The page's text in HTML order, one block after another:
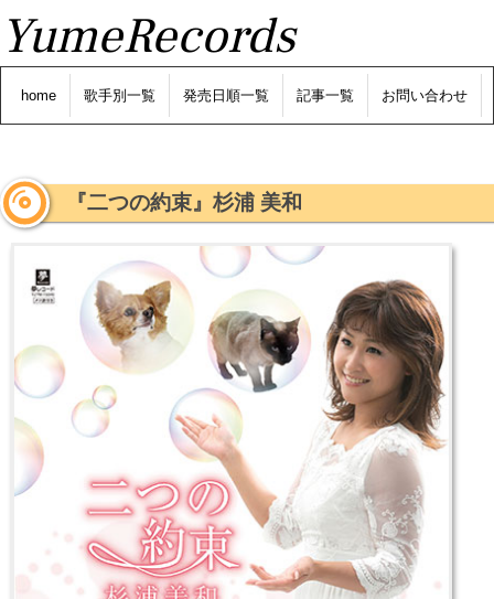
YumeRecords
home 歌手別一覧 発売日順一覧 記事一覧 お問い合わせ
『二つの約束』杉浦 美和